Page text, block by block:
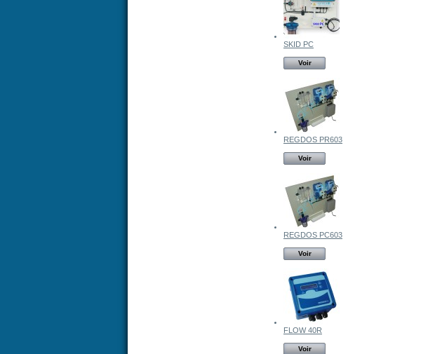
SKID PC
Voir
REGDOS PR603
Voir
REGDOS PC603
Voir
FLOW 40R
Voir